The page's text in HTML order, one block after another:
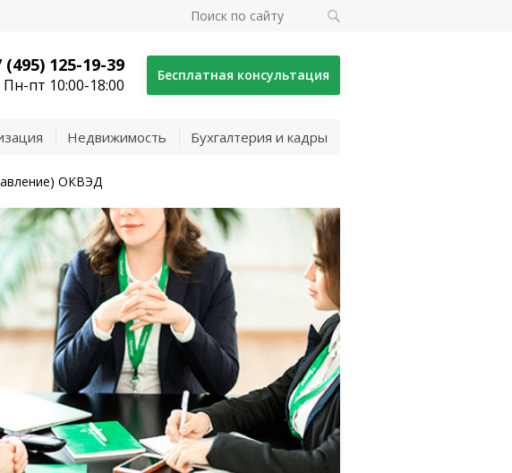
(495) 125-19-39
Пн-пт 10:00-18:00
Бесплатная консультация
Недвижимость Бухгалтерия и кадры
ОКВЭД